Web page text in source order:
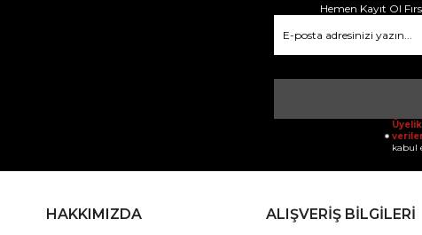
Hemen Kayıt Ol
kabul
HAKKIMIZDA ALIŞVERİŞ BİLGİLERİ